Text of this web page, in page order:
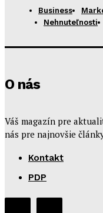
Business
Nehnuteľnosti
O nás
Váš magazín pre
nás pre najnovšie
Kontakt
PDP